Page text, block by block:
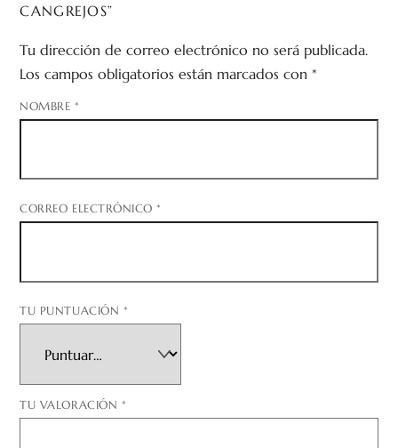
CANGREJOS”
Tu dirección de correo electrónico no será publicada.
Los campos obligatorios están marcados con*
NOMBRE *
CORREO ELECTRÓNICO*
TU PUNTUACIÓN *
TU VALORACIÓN *